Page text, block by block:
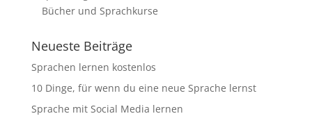
Bücher und Sprachkurse
Neueste Beiträge
Sprachen lernen kostenlos
10 Dinge, für wenn du eine neue Sprache lernst
Sprache mit Social Media lernen